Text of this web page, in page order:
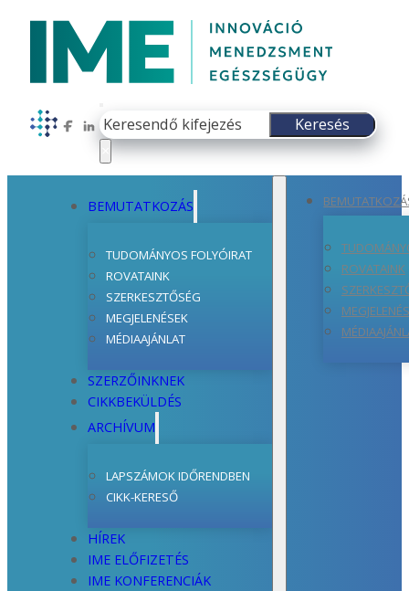
Follow us on Facebook
Follow us on LinkedIn
Keresés
Keresés
BEMUTATKOZÁS
TUDOMÁNYOS FOLYÓIRAT
ROVATAINK
SZERKESZTŐSÉG
MEGJELENÉSEK
MÉDIAAJÁNLAT
SZERZŐINKNEK
CIKKBEKÜLDÉS
ARCHÍVUM
LAPSZÁMOK IDŐRENDBEN
CIKK-KERESŐ
HÍREK
IME ELŐFIZETÉS
IME KONFERENCIÁK
ROVATAINK